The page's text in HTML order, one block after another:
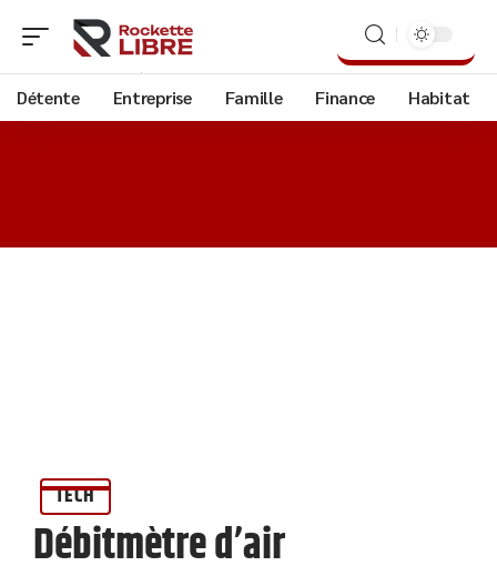
Détente Entreprise Famille Finance Habitat
TECH
Débitmètre d’air